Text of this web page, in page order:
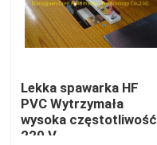
Dom
Produkty
Lekka spawarka HF
PVC Wytrzymała
wysoka częstotliwość
220 V